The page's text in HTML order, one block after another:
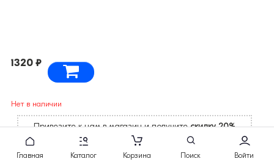
1320 ₽
Нет в наличии
Привезите к нам в магазин и получитескидку 20%
Главная Каталог Корзина Поиск Войти